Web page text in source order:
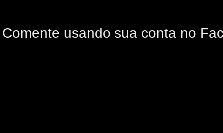
Comente usando sua conta no